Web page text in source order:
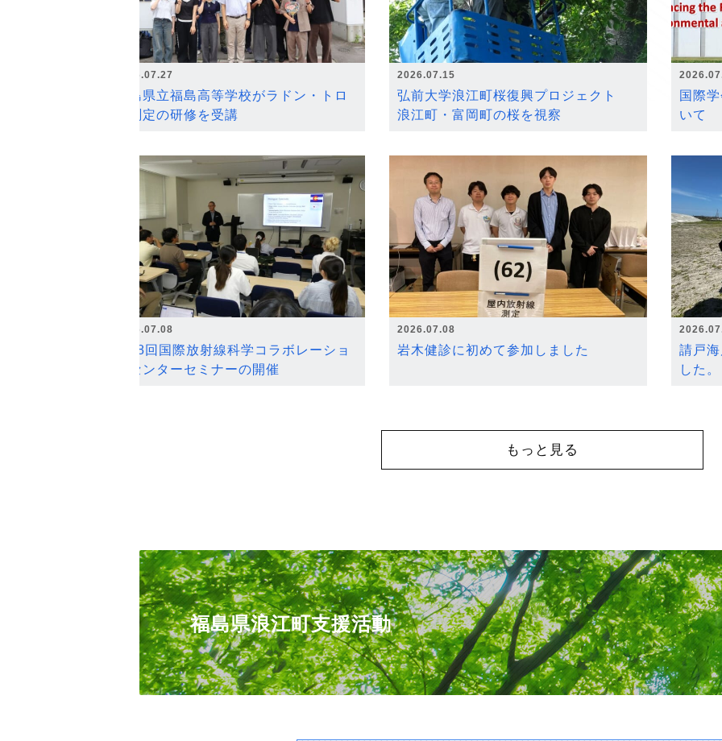
2026.07.27
福島県立福島高等学校がラドン・トロ
ン測定の研修を受講
2026.07.15
弘前大学浪江町桜復興プロジェクト
浪江町・富岡町の桜を視察
国際
いて
2026.07.08
第18回国際放射線科学コラボレーショ
ンセンターセミナーの開催
2026.07.08
岩木健診に初めて参加しました
請戸
した。
もっと見る
福島県浪江町支援活動